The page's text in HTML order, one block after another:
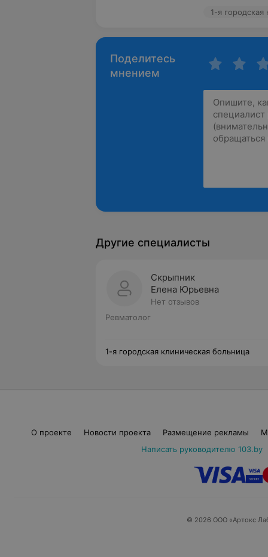
Поделитесь
мнением
Другие специалисты
Скрыпник
Елена Юрьевна
Нет отзывов
Ревматолог
1-я городская клиническая больница
О проекте Новости проекта Размещение рекламы
Написать руководителю 103.by
© 2026 ООО «Артокс